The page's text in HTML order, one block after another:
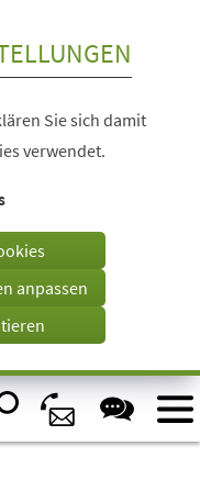
Sie sich damit
verwendet.
anpassen